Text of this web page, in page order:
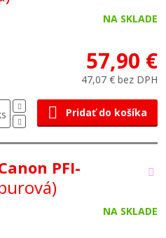
NA SKLADE
57,90 €
47,07 € bez DPH
Pridať do košíka
PFI-
NA SKLADE